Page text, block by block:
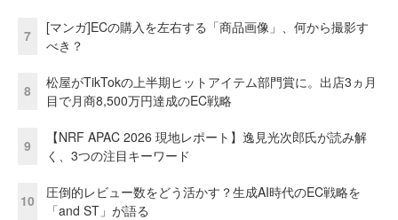
7
[マンガ]ECの購入を左右する「商品画像」、何から撮影す
べき？
8
松屋がTikTokの上半期ヒットアイテム部門賞に。出店3ヵ月
目で月商8,500万円達成のEC戦略
9
【NRF APAC 2026 現地レポート】逸見光次郎氏が読み解
く、3つの注目キーワード
10
圧倒的レビュー数をどう活かす？生成AI時代のEC戦略を
「and ST」が語る